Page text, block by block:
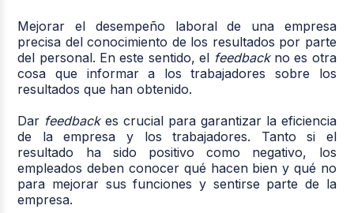
Mejorar el desempeño laboral de una empresa
precisa del conocimiento de los resultados por parte
del personal. En este sentido, el feedbackno es otra
cosa que informar a los trabajadores sobre los
resultados que han obtenido.
Dar feedbackes crucial para garantizar la eficiencia
de la empresa y los trabajadores. Tanto si el
resultado ha sido positivo como negativo, los
empleados deben conocer qué hacen bien y qué no
para mejorar sus funciones y sentirse parte de la
empresa.